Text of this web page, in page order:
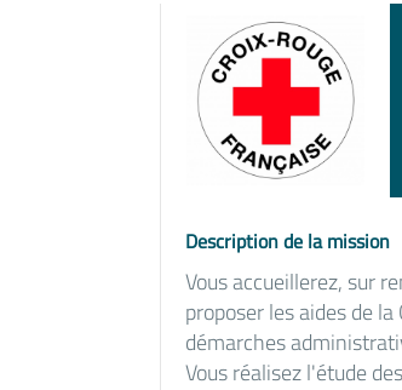
Description de la mission
Vous accueillerez, sur
proposer les aides de
démarches
Vous réalisez l'étude